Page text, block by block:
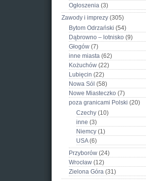
Ogłoszenia (3)
Zawody i imprezy (305)
Bytom Odrzański (54)
Dąbrowno – lotnisko (9)
Głogów (7)
inne miasta (62)
Kożuchów (22)
Lubięcin (22)
Nowa Sól (58)
Nowe Miasteczko (7)
poza granicami Polski (20)
Czechy (10)
inne (3)
Niemcy (1)
USA(6)
Przyborów (24)
Wrocław (12)
Zielona Góra (31)